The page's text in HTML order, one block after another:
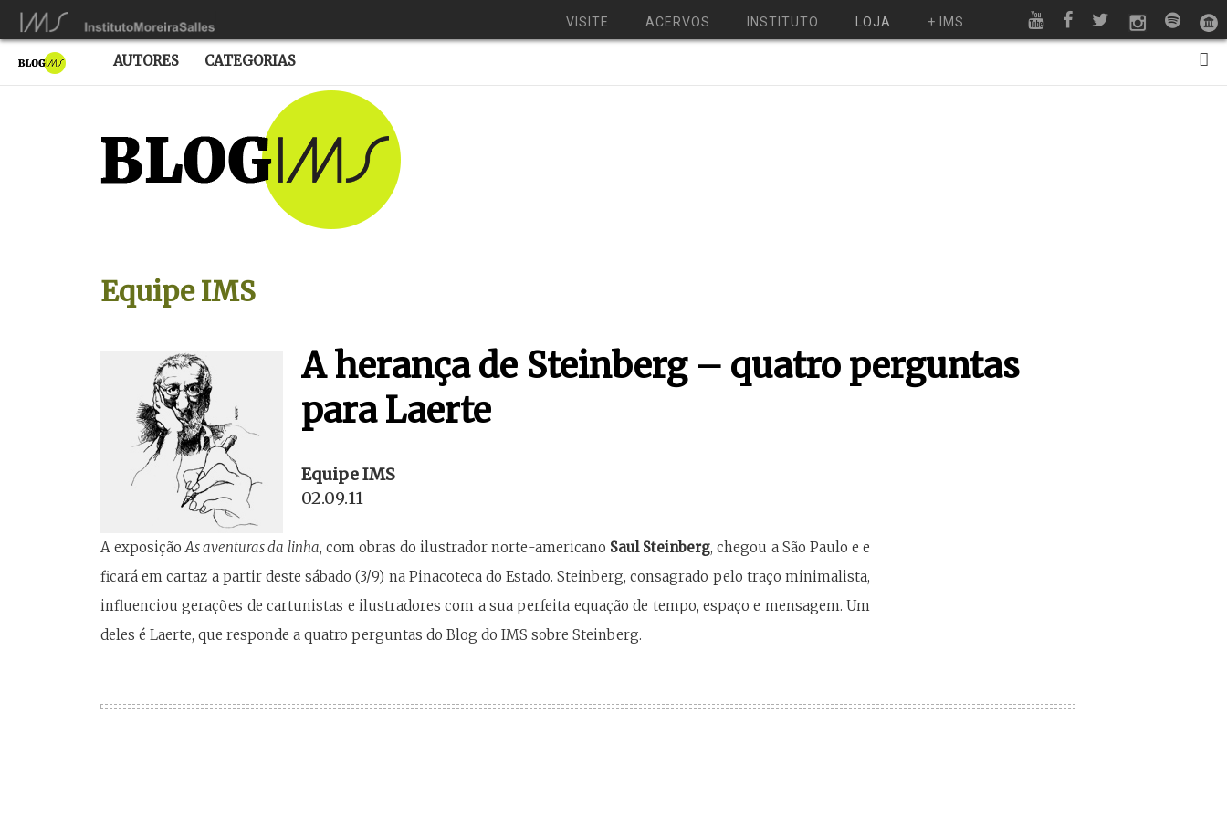
VISITE ACERVOS INSTITUTO LOJA + IMS
AUTORES CATEGORIAS
Equipe IMS
A herança de Steinberg – quatro perguntas
para Laerte
Equipe IMS
02.09.11
A exposiçãoAs aventuras da linha, com obras do ilustrador norte-americano Saul Steinberg, chegou a São Paulo e e
ficará em cartaz a partir deste sábado (3/9) na Pinacoteca do Estado. Steinberg, consagrado pelo traço minimalista,
influenciou gerações de cartunistas e ilustradores com a sua perfeita equação de tempo, espaço e mensagem. Um
deles é Laerte, que responde a quatro perguntas do Blog do IMS sobre Steinberg.